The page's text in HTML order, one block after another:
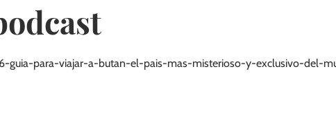
guia-para-viajar-a-butan-el-pais-mas-misterioso-y-exclusivo-del-